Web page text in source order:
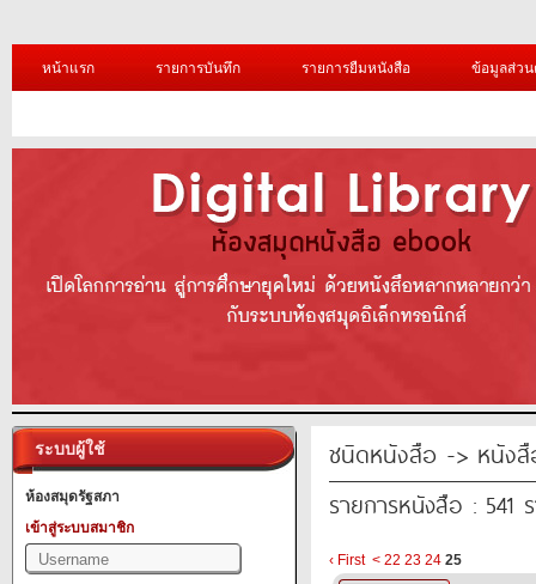
หน้าแรก รายการบันทึก รายการยืมหนังสือ ข้อมูลส่ว
ระบบผู้ใช้
ห้องสมุดรัฐสภา
เข้าสู่ระบบสมาชิก
ชนิดหนังสือ -> หนังสื
รายการหนังสือ : 541
‹ First < 22 23 24 25